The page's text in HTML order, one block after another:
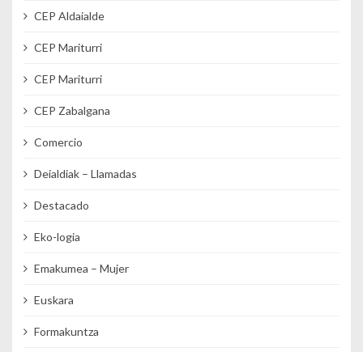
CEP Aldaialde
CEP Mariturri
CEP Mariturri
CEP Zabalgana
Comercio
Deialdiak – Llamadas
Destacado
Eko-logia
Emakumea – Mujer
Euskara
Formakuntza